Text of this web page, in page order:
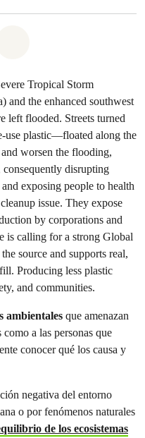
ambientales que amenazan
a las personas que
conocer qué los causa y
negativa del entorno
o por fenómenos naturales
de los ecosistemas